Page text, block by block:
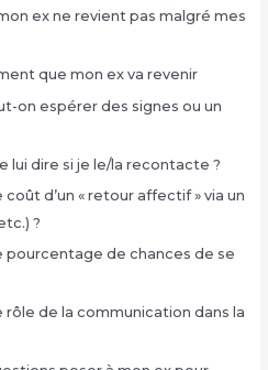
ex ne revient pas malgré mes
que mon ex va revenir
on espérer des signes ou un
lui dire si je le/la recontacte ?
d’un « retour affectif » via un
?
pourcentage de chances de se
rôle de la communication dans la